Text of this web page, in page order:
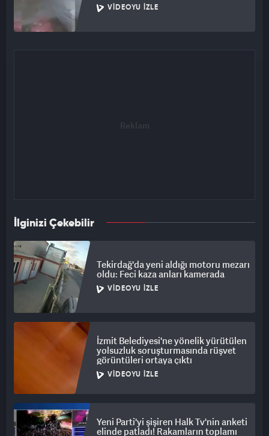
VIDEOYU İZLE
İlginizi Çekebilir
Tekirdağ'da yeni aldığı motoru mezarı
oldu: Feci kaza anları kamerada
VIDEOYU İZLE
İzmit Belediyesi'ne yönelik yürütülen
yolsuzluk soruşturmasında rüşvet
görüntüleri ortaya çıktı
VIDEOYU İZLE
Yeni Parti'yi şişiren Halk Tv'nin anketi
elinde patladı! Rakamların toplamı